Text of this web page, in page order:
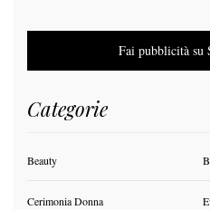
Fai pubblicità su
Categorie
Beauty
Cerimonia Donna